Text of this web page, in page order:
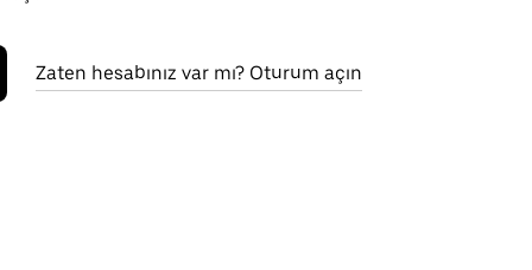
Zaten hesabınız var mı? Oturum açın